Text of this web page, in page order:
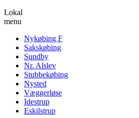
Lokal
menu
Nykøbing F
Sakskøbing
Sundby
Nr. Alslev
Stubbekøbing
Nysted
Væggerløse
Idestrup
Eskilstrup